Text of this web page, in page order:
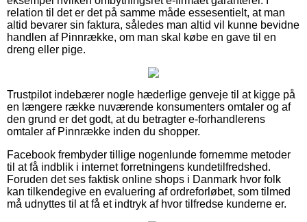
relation til det er det på samme måde essesentielt, at man
altid bevarer sin faktura, således man altid vil kunne bevidne
handlen af Pinnrække, om man skal købe en gave til en
dreng eller pige.
Trustpilot indebærer nogle hæderlige genveje til at kigge på
en længere række nuværende konsumenters omtaler og af
den grund er det godt, at du betragter e-forhandlerens
omtaler af Pinnrække inden du shopper.
Facebook frembyder tillige nogenlunde fornemme metoder
til at få indblik i internet forretningens kundetilfredshed.
Foruden det ses faktisk online shops i Danmark hvor folk
kan tilkendegive en evaluering af ordreforløbet, som tilmed
må udnyttes til at få et indtryk af hvor tilfredse kunderne er.